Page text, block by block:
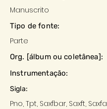
Manuscrito
Tipo de fonte:
Parte
Org. [álbum ou coletânea]:
Instrumentação:
Sigla:
Pno, Tpt, Saxfbar, Saxft, Saxfa